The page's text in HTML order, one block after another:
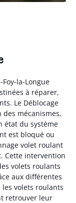
la-Longue
à réparer,
Le Déblocage
mécanismes,
état du système
est bloqué ou
volet roulant
Cette intervention
volets roulants
aux différentes
volets roulants
retrouver leur